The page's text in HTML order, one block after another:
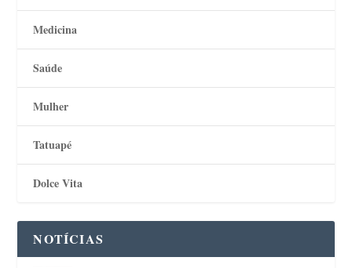
Medicina
Saúde
Mulher
Tatuapé
Dolce Vita
NOTÍCIAS